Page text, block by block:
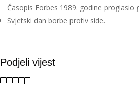
Časopis Forbes 1989. godine
Svjetski dan borbe protiv side.
Podjeli vijest